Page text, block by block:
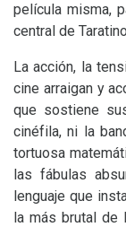
película misma,
central de
La acción, la
cine arraigan y
que sostiene
cinéfila, ni la
tortuosa
las fábulas
lenguaje que
la más brutal de